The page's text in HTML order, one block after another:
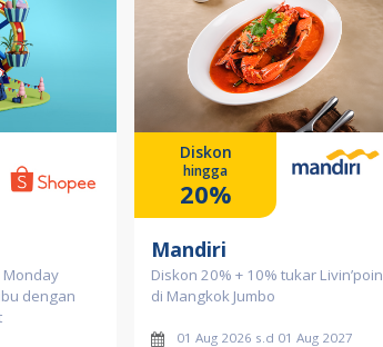
Monday
dengan
Diskon
hingga
20%
Mandiri
Diskon 20% + 10% tukar Livin’poin
di Mangkok Jumbo
01 Aug 2026 s.d 01 Aug 2027